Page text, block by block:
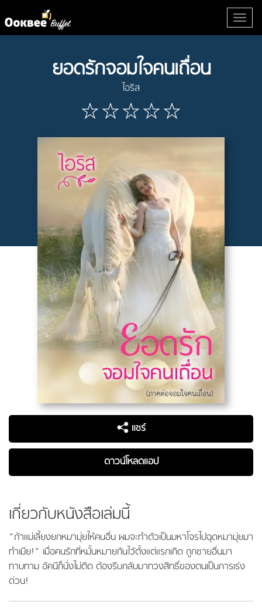
ยอดรักจอมใจคนเถื่อน
ไอริส
แชร์
ดาวน์โหลดแอป
เกี่ยวกับหนังสือเล่มนี้
"ถ้าแม่เลี้ยงยกหมามุ่ยให้คนอื่น ผมจะทำตัวเป็นมหาโจรไปฉุดหมามุ่ยมา
ทำเมีย!" เมื่อคนรักที่หมั้นหมายกันไวัตั้งแต่แรกเกิด ถูกชายอื่นมา
ทาบทาม อัคนีก็นั่งไม่ติด ต้องรีบกลับมาทวงสิทธิ์ของตนเป็นการเร่ง
ด่วน!